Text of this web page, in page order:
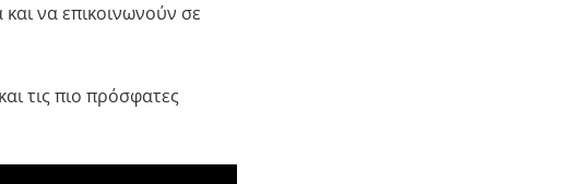
να επικοινωνούν σε
τις πιο πρόσφατες